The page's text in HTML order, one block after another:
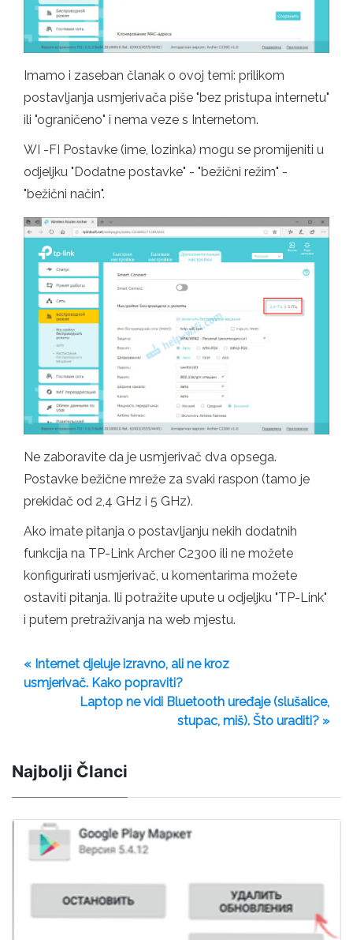
Imamo i zaseban članak o ovoj temi: prilikom
postavljanja usmjerivača piše "bez pristupa internetu"
ili "ograničeno" i nema veze s Internetom.
WI -FI Postavke (ime, lozinka) mogu se promijeniti u
odjeljku "Dodatne postavke" - "bežični režim" -
"bežični način".
Ne zaboravite da je usmjerivač dva opsega.
Postavke bežične mreže za svaki raspon (tamo je
prekidač od 2,4 GHz i 5 GHz).
Ako imate pitanja o postavljanju nekih dodatnih
funkcija na TP-Link Archer C2300 ili ne možete
konfigurirati usmjerivač, u komentarima možete
ostaviti pitanja. Ili potražite upute u odjeljku "TP-Link"
i putem pretraživanja na web mjestu.
« Internet djeluje izravno, ali ne kroz
usmjerivač. Kako popraviti?
Laptop ne vidi Bluetooth uređaje (slušalice,
stupac, miš). Što uraditi? »
Najbolji Članci